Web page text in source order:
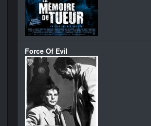
Force Of Evil